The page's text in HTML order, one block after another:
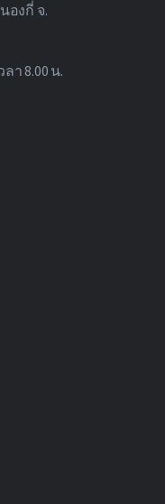
องกี่ จ.
า 8.00 น.